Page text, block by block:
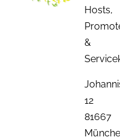
Hosts,
&
12
81667